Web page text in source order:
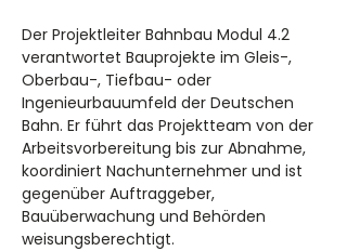
Der Projektleiter Bahnbau Modul 4.2
verantwortet Bauprojekte im Gleis-,
Oberbau-, Tiefbau- oder
Ingenieurbauumfeld der Deutschen
Bahn. Er führt das Projektteam von der
Arbeitsvorbereitung bis zur Abnahme,
koordiniert Nachunternehmer und ist
gegenüber Auftraggeber,
Bauüberwachung und Behörden
weisungsberechtigt.